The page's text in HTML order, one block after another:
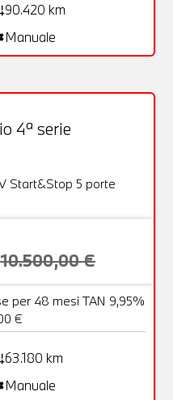
90.420 km
Manuale
4ª serie
Start&Stop 5 porte
10.500,00 €
per 48 mesi TAN 9,95%
€
63.180 km
Manuale